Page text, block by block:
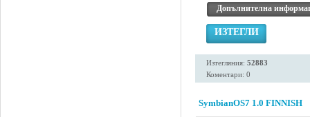
Допълнителна
ИЗТЕГЛИ
Изтегляния: 52883
Коментари: 0
SymbianOS7 1.0 FINNISH